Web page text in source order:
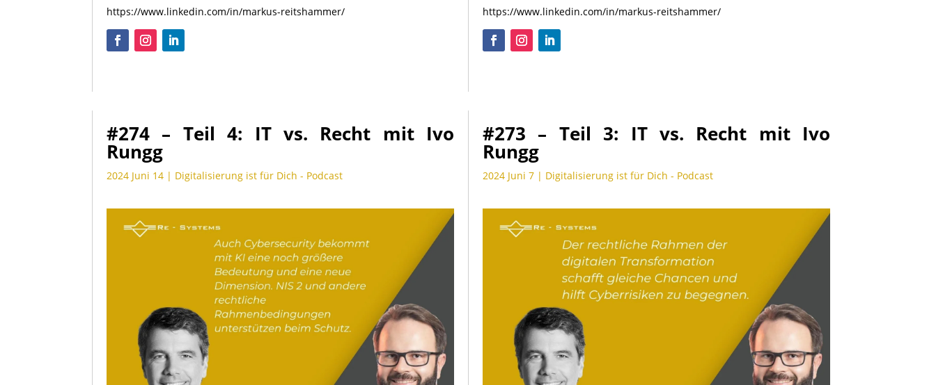
https://www.linkedin.com/in/markus-reitshammer/
https://www.linkedin.com/in/markus-reitshammer/
#274 – Teil 4: IT vs. Recht mit Ivo
Rungg
2024 Juni 14 | Digitalisierung ist für Dich - Podcast
#273 – Teil 3: IT vs. Recht mit Ivo
Rungg
2024 Juni 7 | Digitalisierung ist für Dich - Podcast